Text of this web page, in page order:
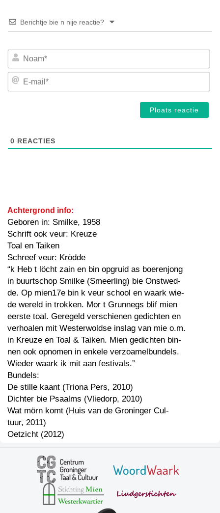
Berichtje bie n nije reactie?
E-
0 REACTIES
Achtergrond info:
Geboren in: Smilke, 1958
Schrift ook veur: Kreuze
Toal en Taiken
Schreef veur: Krödde
“k Heb t löcht zain en bin opgruid as boerenjong
in buurtschop Smilke (Smeerling) bie Onstwed-
de. Op mien17e bin k veur school en waark wie-
de wereld in trokken. Mor t Grunnegs blif mien
eerste toal. Geregeld verschienen gedichten en
verhoalen mit Westerwoldse inslag van mie o.m.
in Kreuze en Toal & Taiken. Mien gedichten bin-
nen ook opnomen in enkele verzoamelbundels.
Wieder waark ik mit aan festivals.”
Bundels:
De stille kaant (Triona Pers, 2010)
Dichter bie Psaalms (Vliedorp, 2010)
Wat mörn komt (Huis van de Groninger Cul-
tuur, 2011)
Oetzicht (2012)